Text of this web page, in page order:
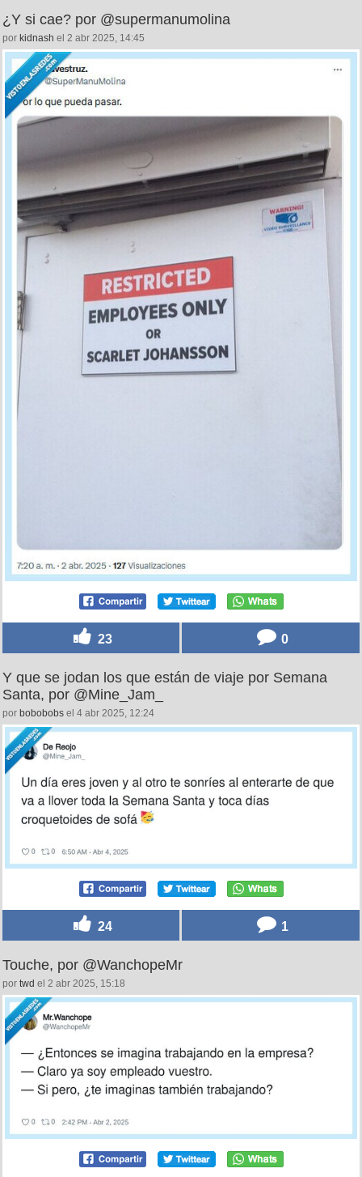
¿Y si cae? por @supermanumolina
por kidnash el 2 abr 2025, 14:45
23 0
Y que se jodan los que están de viaje por Semana
Santa, por @Mine_Jam_
por bobobobs el 4 abr 2025, 12:24
24 1
Touche, por @WanchopeMr
por twd el 2 abr 2025, 15:18